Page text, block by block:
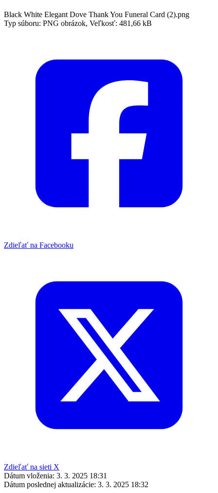
Black White Elegant Dove Thank You Funeral Card (2).png
Typ súboru: PNG obrázok, Veľkosť: 481,66 kB
Zdieľať na Facebooku
Zdieľať na sieti X
Dátum vloženia: 3. 3. 2025 18:31
Dátum poslednej aktualizácie: 3. 3. 2025 18:32